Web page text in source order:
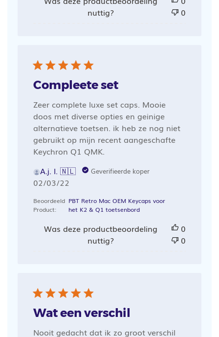
nuttig?
0
Compleete set
Zeer complete luxe set caps. Mooie
doos met diverse opties en geinige
alternatieve toetsen. ik heb ze nog niet
gebruikt op mijn recent aangeschafte
Keychron Q1 QMK.
A.j. l. 🇳🇱
Geverifieerde koper
Publicatiedatum
02/03/22
Beoordeeld
Product:
PBT Retro Mac OEM Keycaps voor
het K2 & Q1 toetsenbord
Was deze productbeoordeling
nuttig?
0
0
Wat een verschil
Nooit gedacht dat ik zo groot verschil